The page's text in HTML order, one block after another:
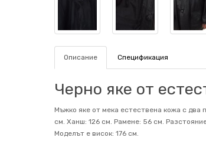
Описание Спецификация
Черно яке от
Мъжко яке от мека естествена кожа с два
см. Ханш: 126 см. Рамене: 56 см.
Mоделът е висок: 176 см.